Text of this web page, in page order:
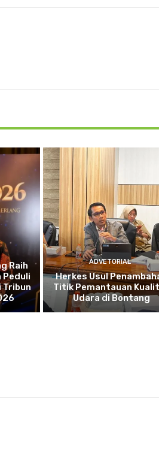
Raih
Peduli
Tribun
ADVETORIAL
Herkes Usul
Titik Pemantauan
Udara di Bontang